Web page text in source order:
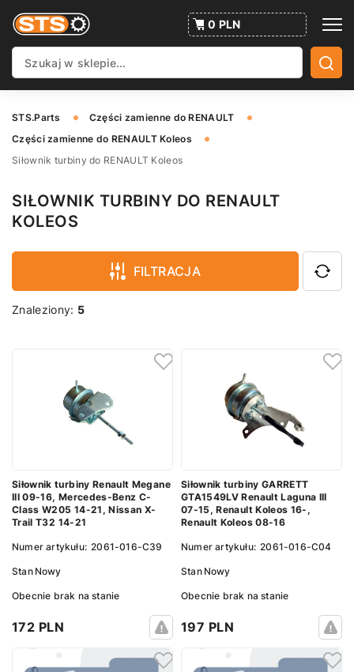
0 PLN
STS.Parts
Części zamienne do RENAULT
Części zamienne do RENAULT Koleos
Siłownik turbiny do RENAULT Koleos
SIŁOWNIK TURBINY DO RENAULT
KOLEOS
FILTRACJA
Znaleziony: 5
Siłownik turbiny Renault Megane
III 09-16, Mercedes-Benz C-
Class W205 14-21, Nissan X-
Trail T32 14-21
Numer artykułu: 2061-016-C39
Stan Nowy
Obecnie brak na stanie
172 PLN
Siłownik turbiny GARRETT
GTA1549LV Renault Laguna III
07-15, Renault Koleos 16-,
Renault Koleos 08-16
Numer artykułu: 2061-016-C04
Stan Nowy
Obecnie brak na stanie
197 PLN